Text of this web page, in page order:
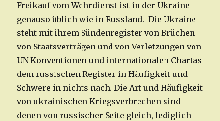
Freikauf vom Wehrdienst ist in der Ukraine
genauso üblich wie in Russland. Die Ukraine
steht mit ihrem Sündenregister von Brüchen
von Staatsverträgen und von Verletzungen von
UN Konventionen und internationalen Chartas
dem russischen Register in Häufigkeit und
Schwere in nichts nach. Die Art und Häufigkeit
von ukrainischen Kriegsverbrechen sind
denen von russischer Seite gleich, lediglich